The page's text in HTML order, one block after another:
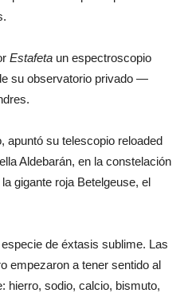
Estafeta un espectroscopio
su observatorio privado —
apuntó su telescopio reloaded
Aldebarán, en la constelación
gigante roja Betelgeuse, el
de éxtasis sublime. Las
empezaron a tener sentido al
hierro, sodio, calcio, bismuto,